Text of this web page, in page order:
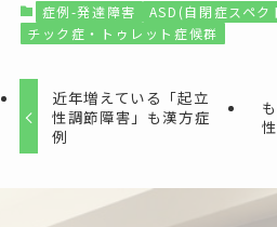
症例-発達障害
ASD(自閉症スペク
チック症・トゥレット症候群
近年増えている「起立
性調節障害」も漢方症
例